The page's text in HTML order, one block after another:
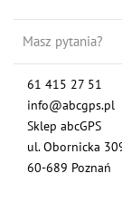
Masz pytania?
61 415 27 51
info@abcgps.pl
Sklep abcGPS
ul. Obornicka
60-689 Poznań